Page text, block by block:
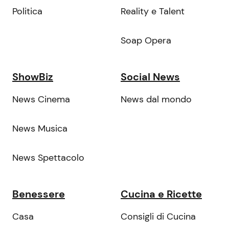
Politica Reality e Talent
Soap Opera
ShowBiz
News Cinema
News Musica
News Spettacolo
Social News
News dal mondo
Benessere
Casa
Cucina e Ricette
Consigli di Cucina